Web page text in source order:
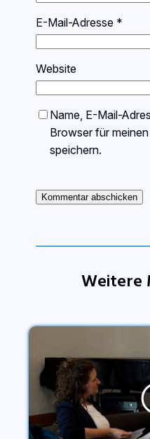
E-Mail-Adresse *
Website
Name, E-Mail-
Browser für
speichern.
Weitere